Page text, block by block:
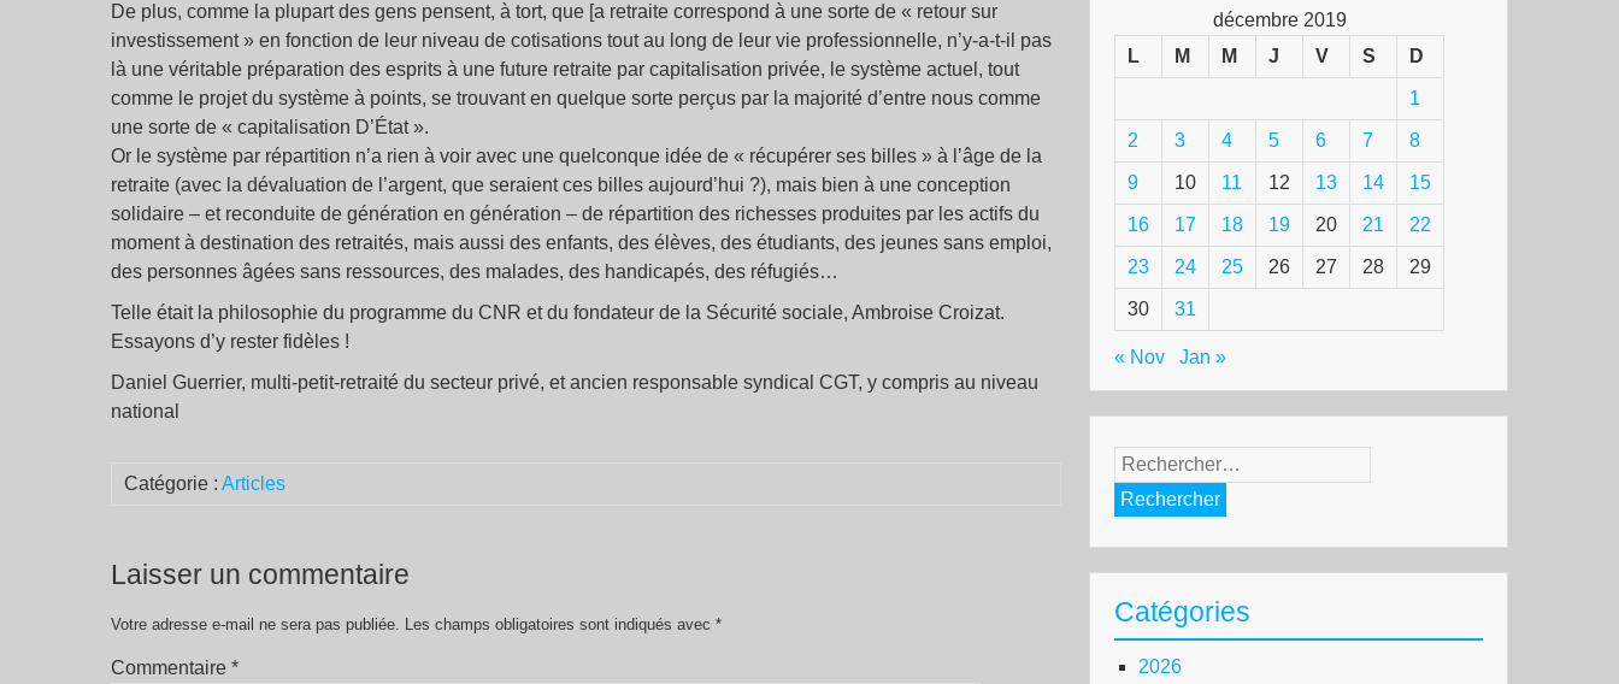
De plus, comme la plupart des gens pensent, à tort, que [a retraite correspond à une sorte de « retour sur
investissement » en fonction de leur niveau de cotisations tout au long de leur vie professionnelle, n’y-a-t-il pas
là une véritable préparation des esprits à une future retraite par capitalisation privée, le système actuel, tout
comme le projet du système à points, se trouvant en quelque sorte perçus par la majorité d’entre nous comme
une sorte de « capitalisation D’État ».
Or le système par répartition n’a rien à voir avec une quelconque idée de « récupérer ses billes » à l’âge de la
retraite (avec la dévaluation de l’argent, que seraient ces billes aujourd’hui ?), mais bien à une conception
solidaire – et reconduite de génération en génération – de répartition des richesses produites par les actifs du
moment à destination des retraités, mais aussi des enfants, des élèves, des étudiants, des jeunes sans emploi,
des personnes âgées sans ressources, des malades, des handicapés, des réfugiés…
Telle était la philosophie du programme du CNR et du fondateur de la Sécurité sociale, Ambroise Croizat.
Essayons d’y rester fidèles !
Daniel Guerrier, multi-petit-retraité du secteur privé, et ancien responsable syndical CGT, y compris au niveau
national
Catégorie : Articles
Laisser un commentaire
Votre adresse e-mail ne sera pas publiée. Les champs obligatoires sont indiqués avec *
Commentaire *
décembre 2019
L
M M J V S D
1
2 3 4 5 6 7 8
9 10 11 12 13 14 15
16 17 18 19 20 21 22
23 24 25 26 27 28 29
30 31
« Nov Jan »
Rechercher :
Catégories
2026